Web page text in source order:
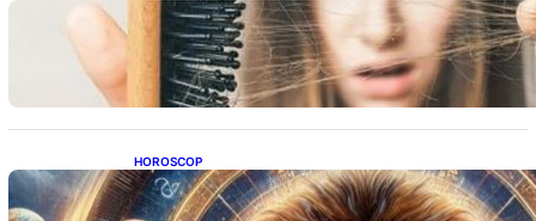
Semnele unei deficiențe de proteine:
Impactul asupra sănătății tale
HOROSCOP
Portalul Leului 8/8: Oportunități de
Abundență pentru Cinci Zodii în 2026